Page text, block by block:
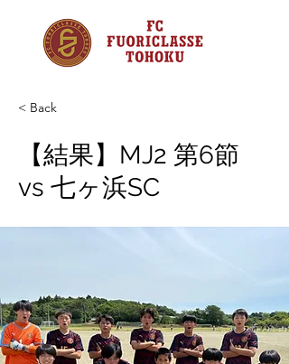
< Back
【結果】MJ2 第6節
vs 七ヶ浜SC